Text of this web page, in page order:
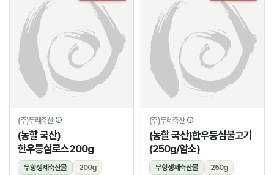
(주)두레축산
(농할 국산)
한우등심로스200g
무항생제축산물
200g
(주)두레축산
(농할 국산)한우등심불고기
(250g/암소)
무항생제축산물
250g